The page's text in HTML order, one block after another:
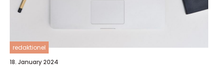
redaktionel
18. January 2024